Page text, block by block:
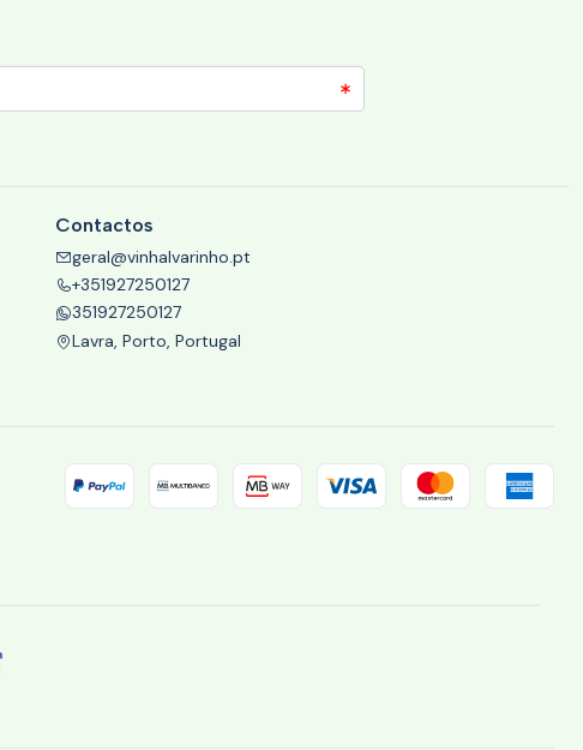
Contactos
geral@vinhalvarinho.pt
+351927250127
351927250127
Lavra, Porto, Portugal